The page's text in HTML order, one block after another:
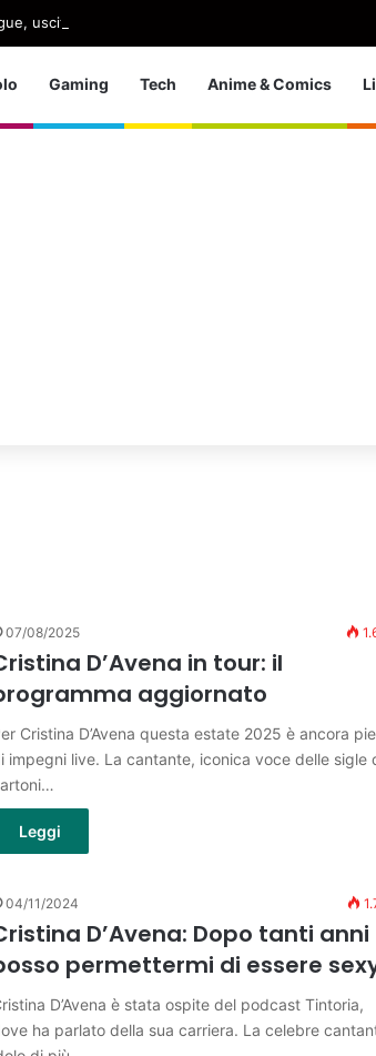
uscito Love Sensation (Afterhours Mix)
Gaming Tech Anime & Comics
07/08/2025
D’Avena in tour: il
aggiornato
Cristina D’Avena questa estate 2025 è ancora
impegni live. La cantante, iconica voce delle sigle
Leggi
04/11/2024
D’Avena: Dopo tanti anni
permettermi di essere
D’Avena è stata ospite del podcast Tintoria,
ha parlato della sua carriera. La celebre